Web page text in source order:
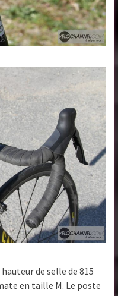
de selle de 815
en taille M. Le poste